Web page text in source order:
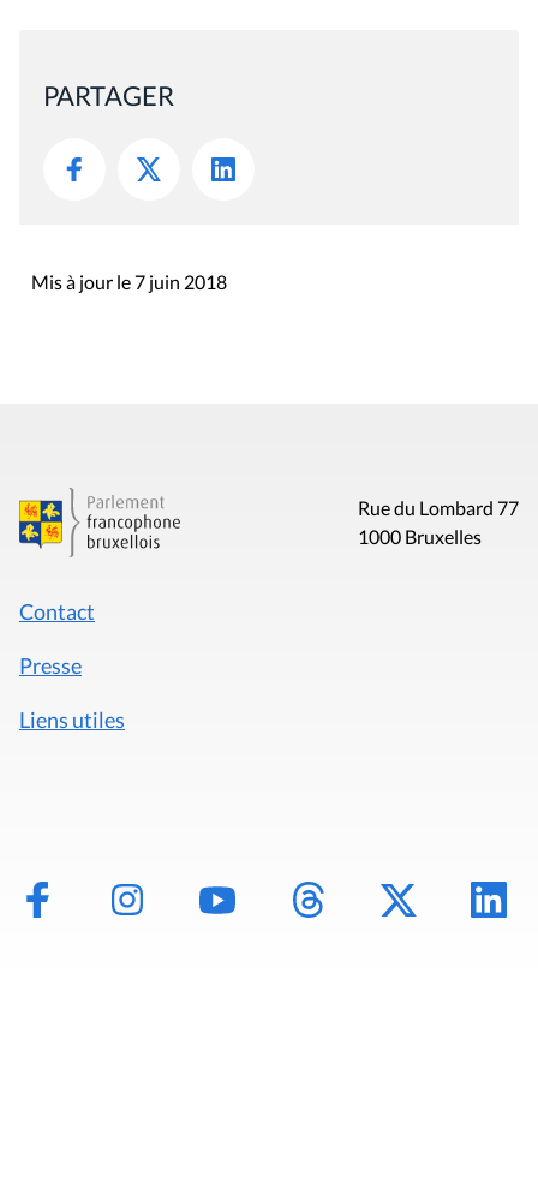
PARTAGER
Mis à jour le 7 juin 2018
Rue du Lombard 77
1000 Bruxelles
Contact
Presse
Liens utiles